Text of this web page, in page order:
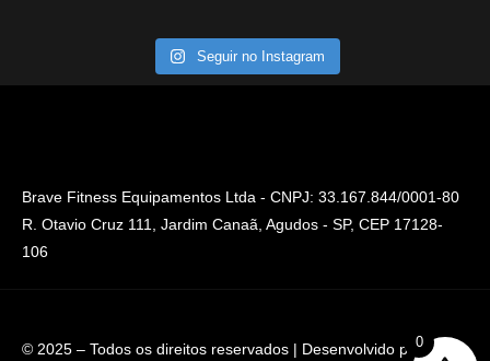
Seguir no Instagram
Brave Fitness Equipamentos Ltda - CNPJ: 33.167.844/0001-80
R. Otavio Cruz 111, Jardim Canaã, Agudos - SP, CEP 17128-
106
© 2025 – Todos os direitos reservados | Desenvolvido por Hnet
0